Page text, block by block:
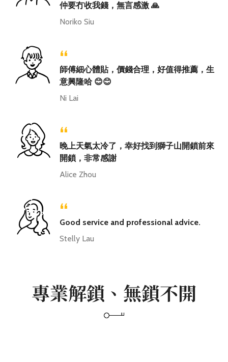
仲要冇收我錢，無言感激 🙏
Noriko Siu
“
師傅細心體貼，價錢合理，好值得推薦，生
意興隆哈 😊😊
Ni Lai
“
晚上天氣太冷了，幸好找到獅子山開鎖前來
開鎖，非常感謝
Alice Zhou
“
Good service and professional advice.
Stelly Lau
專業解鎖、無鎖不開